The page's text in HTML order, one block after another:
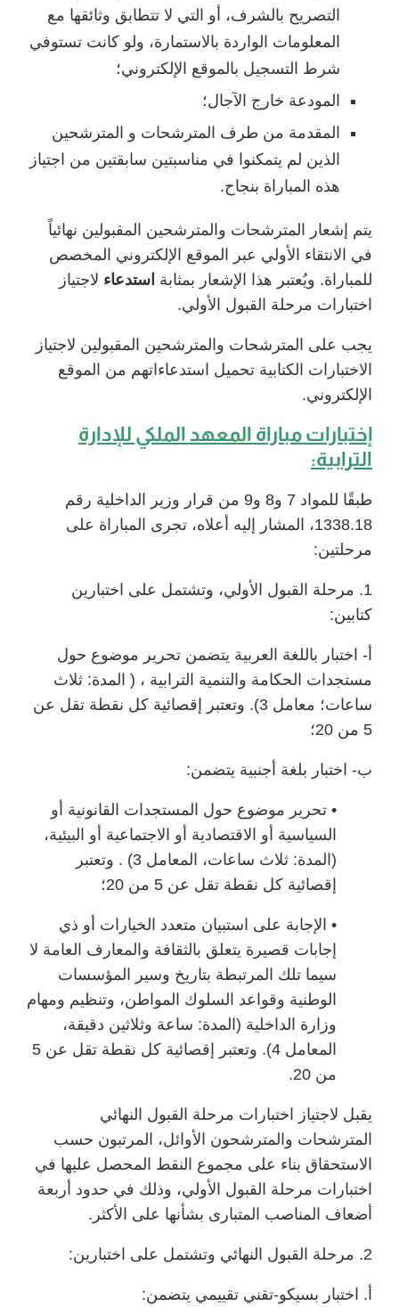
التصريح بالشرف، أو التي لا تتطابق وثائقها مع
المعلومات الواردة بالاستمارة، ولو كانت تستوفي
شرط التسجيل بالموقع الإلكتروني؛
المودعة خارج الآجال؛
المقدمة من طرف المترشحات و المترشحين
الذين لم يتمكنوا في مناسبتين سابقتين من اجتياز
هذه المباراة بنجاح.
يتم إشعار المترشحات والمترشحين المقبولين نهائياً
في الانتقاء الأولي عبر الموقع الإلكتروني المخصص
للمباراة. ويُعتبر هذا الإشعار بمثابة استدعاء لاجتياز
اختبارات مرحلة القبول الأولي.
يجب على المترشحات والمترشحين المقبولين لاجتياز
الاختبارات الكتابية تحميل استدعاءاتهم من الموقع
الإلكتروني.
إختبارات مباراة المعهد الملكي للإدارة
الترابية:
طبقًا للمواد 7 و8 و9 من قرار وزير الداخلية رقم
1338.18، المشار إليه أعلاه، تجرى المباراة على
مرحلتين:
1. مرحلة القبول الأولي، وتشتمل على اختبارين
كتابين:
أ- اختبار باللغة العربية يتضمن تحرير موضوع حول
مستجدات الحكامة والتنمية الترابية ، ( المدة: ثلاث
ساعات؛ معامل 3). وتعتبر إقصائية كل نقطة تقل عن
5 من 20؛
ب- اختبار بلغة أجنبية يتضمن:
• تحرير موضوع حول المستجدات القانونية أو
السياسية أو الاقتصادية أو الاجتماعية أو البيئية،
(المدة: ثلاث ساعات، المعامل 3) . وتعتبر
إقصائية كل نقطة تقل عن 5 من 20؛
• الإجابة على استبيان متعدد الخيارات أو ذي
إجابات قصيرة يتعلق بالثقافة والمعارف العامة لا
سيما تلك المرتبطة بتاريخ وسير المؤسسات
الوطنية وقواعد السلوك المواطن، وتنظيم ومهام
وزارة الداخلية (المدة: ساعة وثلاثين دقيقة،
المعامل 4). وتعتبر إقصائية كل نقطة تقل عن 5
من 20.
يقبل لاجتياز اختبارات مرحلة القبول النهائي
المترشحات والمترشحون الأوائل، المرتبون حسب
الاستحقاق بناء على مجموع النقط المحصل عليها في
اختبارات مرحلة القبول الأولي، وذلك في حدود أربعة
أضعاف المناصب المتبارى بشأنها على الأكثر.
2. مرحلة القبول النهائي وتشتمل على اختبارين:
أ. اختبار بسيكو-تقني تقييمي يتضمن: